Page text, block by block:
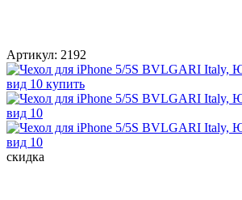
Артикул: 2192
скидка